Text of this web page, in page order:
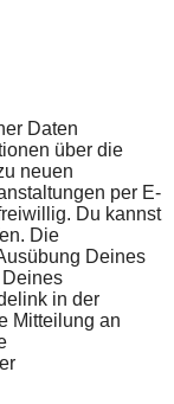
Daten
über die
neuen
per E-
Du kannst
Die
Deines
in der
Mitteilung an